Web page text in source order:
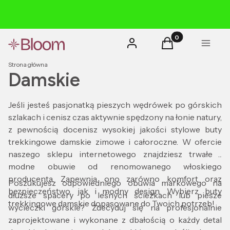
Zaloguj się Produkty w
Koszyk Menu
Strona główna
Damskie
Jeśli jesteś pasjonatką pieszych wędrówek po górskich
szlakach i cenisz czas aktywnie spędzony na łonie natury,
z pewnością docenisz wysokiej jakości stylowe buty
trekkingowe damskie zimowe i całoroczne. W ofercie
naszego sklepu internetowego znajdziesz trwałe i
modne obuwie od renomowanego włoskiego
producenta. Zapewnia ono zarówno komfort oraz
bezpieczeństwo, jak i modny design. Wybierz buty
trekkingowe damskie dopasowane do Twoich potrzeb!
Poszukujesz odpowiedniego obuwia markowego na
dłuższe spacery po leśnych ścieżkach lub piesze
wycieczki górskie? Zdecyduj się na profesjonalnie
zaprojektowane i wykonane z dbałością o każdy detal